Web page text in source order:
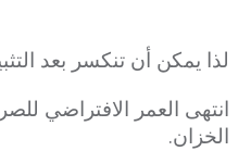
لذا يمكن أن تنكسر بعد
انتهى العمر الافتراضي
الخزان.